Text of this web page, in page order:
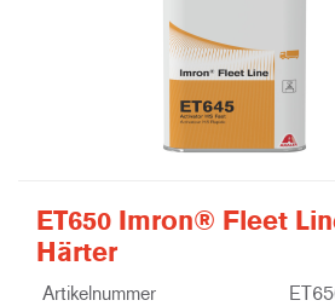
ET650 Imron® Fleet
Härter
Artikelnummer